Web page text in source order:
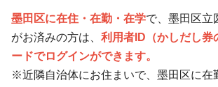
墨田区に在住・在勤・在学で、墨田区立
がお済みの方は、 利用者ID（かしだし券
ードでログインができます。
※近隣自治体にお住まいで、墨田区に在